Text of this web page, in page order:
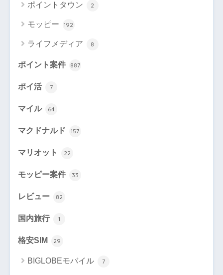
ポイントタウン 2
モッピー 192
ライフメディア 8
ポイント案件 887
ポイ活 7
マイル 64
マクドナルド 157
マリオット 22
モッピー案件 33
レビュー 82
国内旅行 1
格安SIM 29
BIGLOBEモバイル 7